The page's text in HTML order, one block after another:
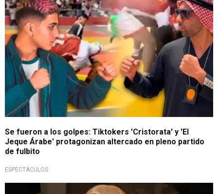
Se fueron a los golpes: Tiktokers 'Cristorata' y 'El
Jeque Árabe' protagonizan altercado en pleno partido
de fulbito
ESPECTÁCULOS
Lamentables declaraciones